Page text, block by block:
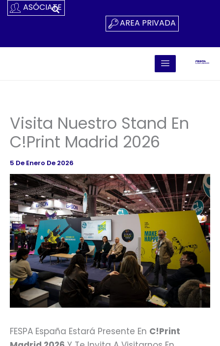
ASÓCIATE
AREA PRIVADA
Visita Nuestro Stand En
C!Print Madrid 2026
5 De Enero De 2026
FESPA España Estará Presente En C!Print